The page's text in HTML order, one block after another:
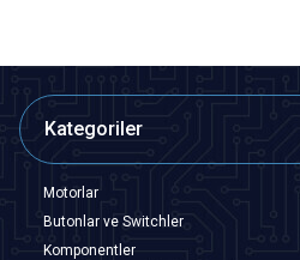
Kategoriler
Motorlar
Butonlar ve Switchler
Komponentler